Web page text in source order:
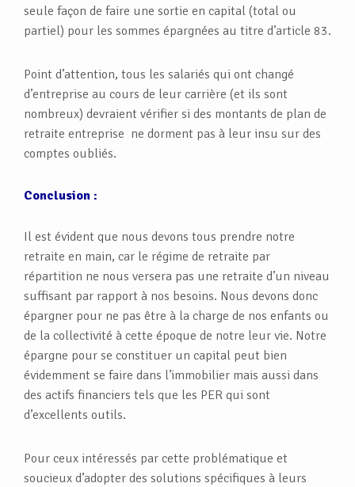
seule façon de faire une sortie en capital (total ou
partiel) pour les sommes épargnées au titre d’article 83.
Point d’attention, tous les salariés qui ont changé
d’entreprise au cours de leur carrière (et ils sont
nombreux) devraient vérifier si des montants de plan de
retraite entreprise ne dorment pas à leur insu sur des
comptes oubliés.
Conclusion :
Il est évident que nous devons tous prendre notre
retraite en main, car le régime de retraite par
répartition ne nous versera pas une retraite d’un niveau
suffisant par rapport à nos besoins. Nous devons donc
épargner pour ne pas être à la charge de nos enfants ou
de la collectivité à cette époque de notre leur vie. Notre
épargne pour se constituer un capital peut bien
évidemment se faire dans l’immobilier mais aussi dans
des actifs financiers tels que les PER qui sont
d’excellents outils.
Pour ceux intéressés par cette problématique et
soucieux d’adopter des solutions spécifiques à leurs